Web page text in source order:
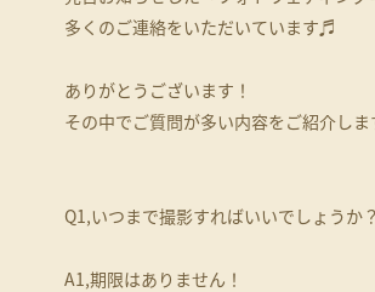
多くのご連絡をいただいています♬
ありがとうございます！
その中でご質問が多い内容をご紹介しま
Q1,いつまで撮影すればいいでしょうか？
A1,期限はありません！